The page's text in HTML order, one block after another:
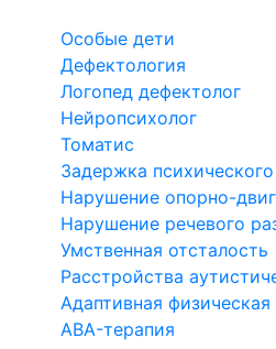
Особые дети
Дефектология
Логопед дефектолог
Нейропсихолог
Томатис
Задержка
Нарушение опорно-
Нарушение речевого
Умственная отсталость
Расстройства
Адаптивная физическая
ABA-терапия